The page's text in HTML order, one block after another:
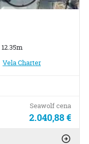
12.35m
Vela Charter
Seawolf cena
2.040,88 €